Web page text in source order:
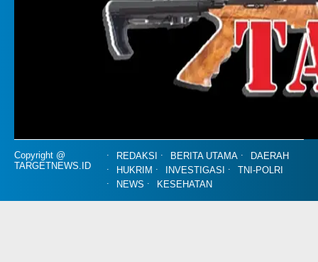
Copyright @
TARGETNEWS.ID
REDAKSI BERITA UTAMA
DAERAH
HUKRIM
INVESTIGASI
TNI-POLRI
NEWS
KESEHATAN